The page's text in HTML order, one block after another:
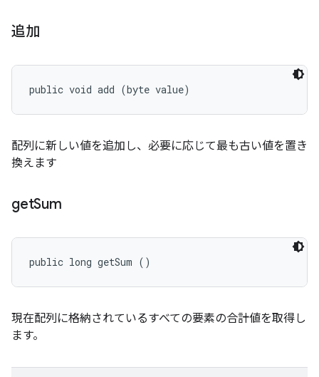
追加
public void add (byte value)
配列に新しい値を追加し、必要に応じて最も古い値を置き
換えます
getSum
public long getSum ()
現在配列に格納されているすべての要素の合計値を取得し
ます。